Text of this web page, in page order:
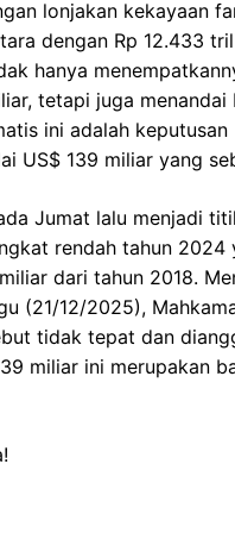
lonjakan kekayaan
dengan Rp 12.433
hanya
tetapi juga
ini adalah keputusan
US$ 139 miliar yang
Jumat lalu menjadi
rendah tahun 2024
dari tahun 2018.
(21/12/2025),
tidak tepat dan
miliar ini merupakan